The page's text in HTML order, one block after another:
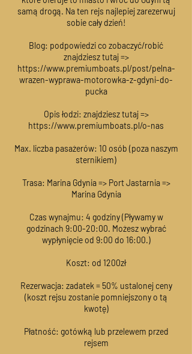
samą drogą. Na ten rejs najlepiej zarezerwuj
sobie cały dzień!
Blog: podpowiedzi co zobaczyć/robić
znajdziesz tutaj =>
https://www.premiumboats.pl/post/pelna-
wrazen-wyprawa-motorowka-z-gdyni-do-
pucka
Opis łodzi: znajdziesz tutaj =>
https://www.premiumboats.pl/o-nas
Max. liczba pasażerów: 10 osób (poza naszym
sternikiem)
Trasa: Marina Gdynia => Port Jastarnia =>
Marina Gdynia
Czas wynajmu: 4 godziny (Pływamy w
godzinach 9:00-20:00. Możesz wybrać
wypłynięcie od 9:00 do 16:00.)
Koszt: od 1200zł
Rezerwacja: zadatek = 50% ustalonej ceny
(koszt rejsu zostanie pomniejszony o tą
kwotę)
Płatność: gotówką lub przelewem przed
rejsem